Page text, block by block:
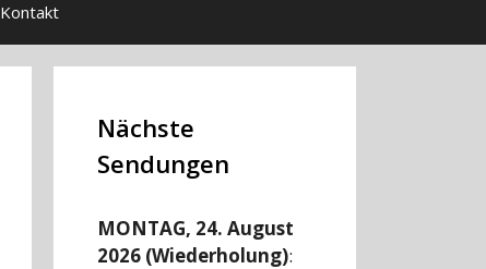
Kontakt
Nächste
Sendungen
MONTAG, 24. August
2026 (Wiederholung):